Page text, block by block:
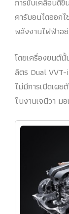
คาร์บอนไดออก
พลังงานไฟฟ้าอ
โดยเครื่องยนต์
ลิตร Dual
ไม่มีการเปิดเผ
ในงานเจนีวา ม